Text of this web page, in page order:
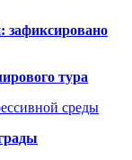
зафиксировано
тура
среды